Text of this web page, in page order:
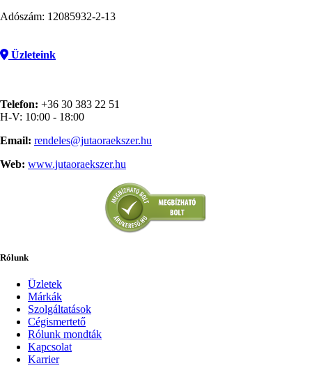
Adószám: 12085932-2-13
Üzleteink
Telefon: +36 30 383 22 51
H-V: 10:00 - 18:00
Email: rendeles@jutaoraekszer.hu
Web: www.jutaoraekszer.hu
Rólunk
Üzletek
Márkák
Szolgáltatások
Cégismertető
Rólunk mondták
Kapcsolat
Karrier